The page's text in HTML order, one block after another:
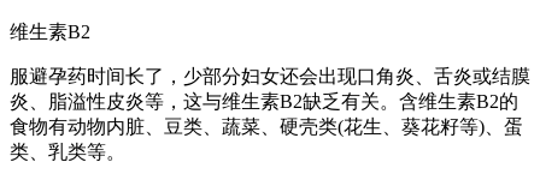
维生素B2
服避孕药时间长了，少部分妇女还会出现口角炎、舌炎或结膜
炎、脂溢性皮炎等，这与维生素B2缺乏有关。含维生素B2的
食物有动物内脏、豆类、蔬菜、硬壳类(花生、葵花籽等)、蛋
类、乳类等。